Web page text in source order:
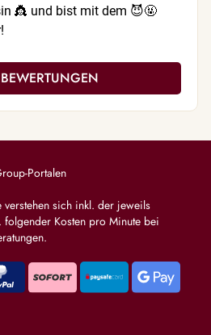
👸 und bist mit dem 😈🤬
Portalen
sich inkl. der jeweils
folgender Kosten pro Minute bei